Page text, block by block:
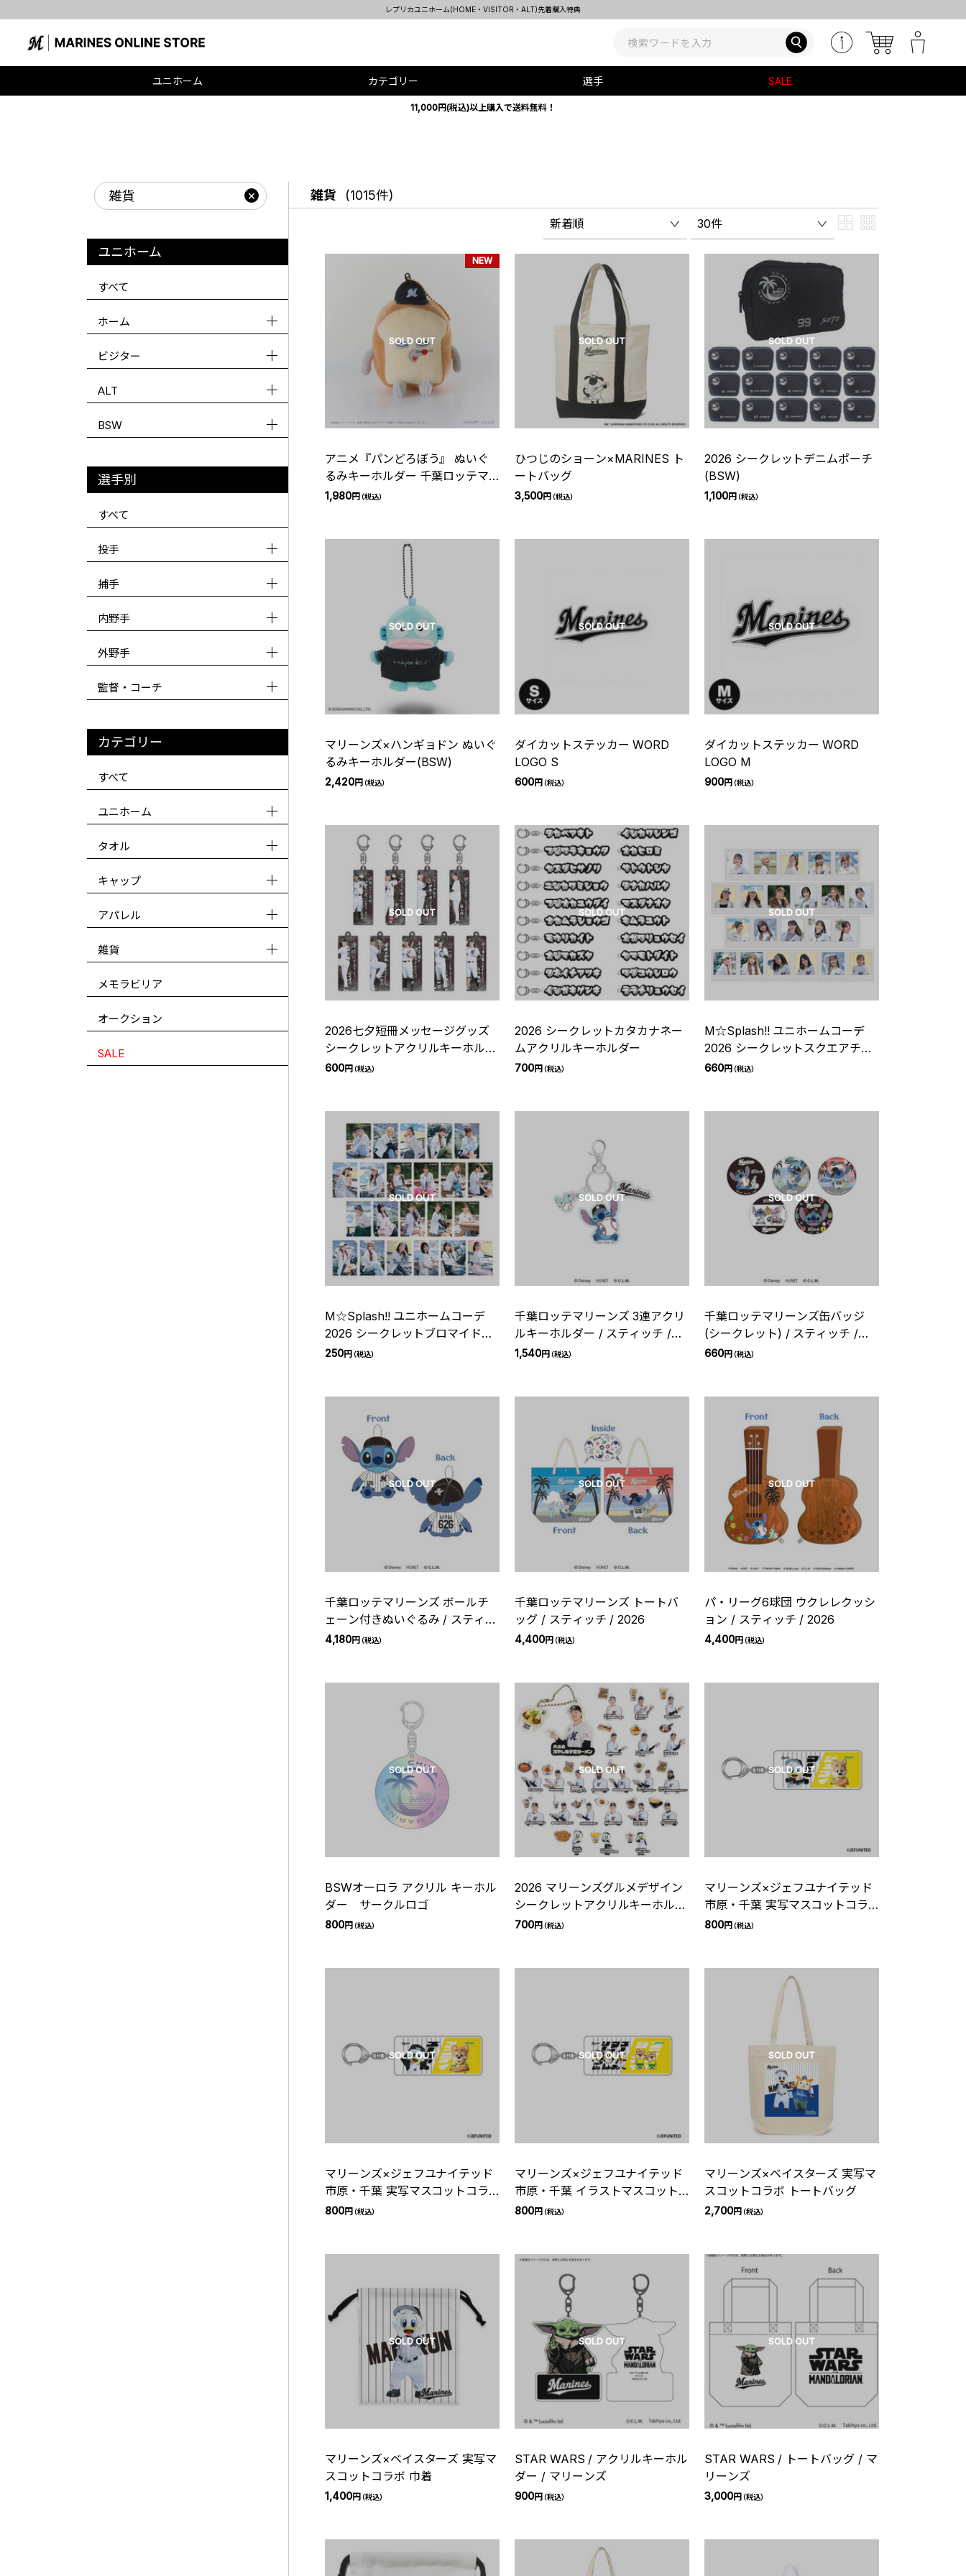
レプリカユニホーム(HOME・VISITOR・ALT)先着購入特典
ユニホーム カテゴリー 選手 SALE
11,000円(税込)以上購入で送料無料！
雑貨
ユニホーム
すべて
ホーム
ビジター
ALT
BSW
選手別
すべて
投手
捕手
内野手
外野手
監督・コーチ
カテゴリー
すべて
ユニホーム
タオル
キャップ
アパレル
雑貨
メモラビリア
オークション
SALE
雑貨 (1015件)
新着順 30件
SOLD OUT
NEW
アニメ『パンどろぼう』 ぬいぐ
るみキーホルダー 千葉ロッテマ
リーンズ
1,980円（税込）
SOLD OUT
ひつじのショーン×MARINES ト
ートバッグ
3,500円（税込）
SOLD OUT
2026 シークレットデニムポーチ
(BSW)
1,100円（税込）
SOLD OUT
マリーンズ×ハンギョドン ぬいぐ
るみキーホルダー(BSW)
2,420円（税込）
SOLD OUT
ダイカットステッカー WORD
LOGO S
600円（税込）
SOLD OUT
ダイカットステッカー WORD
LOGO M
900円（税込）
SOLD OUT
2026七夕短冊メッセージグッズ
シークレットアクリルキーホルダ
ー
600円（税込）
SOLD OUT
2026 シークレットカタカナネー
ムアクリルキーホルダー
700円（税込）
SOLD OUT
M☆Splash!! ユニホームコーデ
2026 シークレットスクエアチェ
キ(HOME)
660円（税込）
SOLD OUT
M☆Splash!! ユニホームコーデ
2026 シークレットブロマイド
(HOME)
250円（税込）
SOLD OUT
千葉ロッテマリーンズ 3連アクリ
ルキーホルダー / スティッチ /
2026
1,540円（税込）
SOLD OUT
千葉ロッテマリーンズ缶バッジ
(シークレット) / スティッチ /
2026
660円（税込）
SOLD OUT
千葉ロッテマリーンズ ボールチ
ェーン付きぬいぐるみ / スティッ
チ / 2026
4,180円（税込）
SOLD OUT
千葉ロッテマリーンズ トートバ
ッグ / スティッチ / 2026
4,400円（税込）
SOLD OUT
パ・リーグ6球団 ウクレレクッシ
ョン / スティッチ / 2026
4,400円（税込）
SOLD OUT
BSWオーロラ アクリル キーホル
ダー サークルロゴ
800円（税込）
SOLD OUT
2026 マリーンズグルメデザイン
シークレットアクリルキーホルダ
ー
700円（税込）
SOLD OUT
マリーンズ×ジェフユナイテッド
市原・千葉 実写マスコットコラ
ボアクリルキーホルダー(マーく
800円（税込）
SOLD OUT
マリーンズ×ジェフユナイテッド
市原・千葉 実写マスコットコラ
ボアクリルキーホルダー(ズーち
800円（税込）
SOLD OUT
マリーンズ×ジェフユナイテッド
市原・千葉 イラストマスコット
コラボアクリルキーホルダー(マ
800円（税込）
SOLD OUT
マリーンズ×ベイスターズ 実写マ
スコットコラボ トートバッグ
2,700円（税込）
SOLD OUT
マリーンズ×ベイスターズ 実写マ
スコットコラボ 巾着
1,400円（税込）
SOLD OUT
STAR WARS / アクリルキーホル
ダー / マリーンズ
900円（税込）
SOLD OUT
STAR WARS / トートバッグ / マ
リーンズ
3,000円（税込）